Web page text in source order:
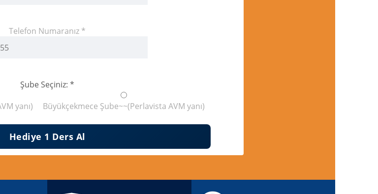
Telefon Numaranız *
Şube Seçiniz: *
yanı)
Büyükçekmece Şube~~(Perlavista AVM yanı)